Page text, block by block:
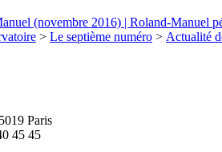
(novembre 2016) | Roland-Manuel
> Le septième numéro > Actualité
Paris
45 45